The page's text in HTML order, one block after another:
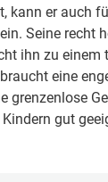
kann er auch
Seine recht
ihn zu einem
eine
grenzenlose
gut